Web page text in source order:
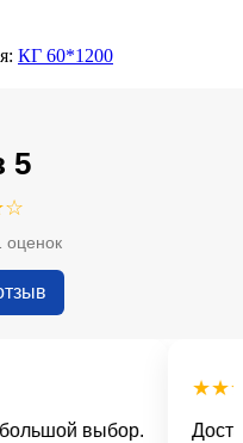
КГ 60*1200
5
оценок
выбор.